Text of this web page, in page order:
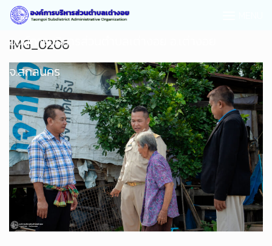
องค์การบริหารส่วนตำบลเต่างอย อ.เต่างอย
จ.สกลนคร
IMG_0206